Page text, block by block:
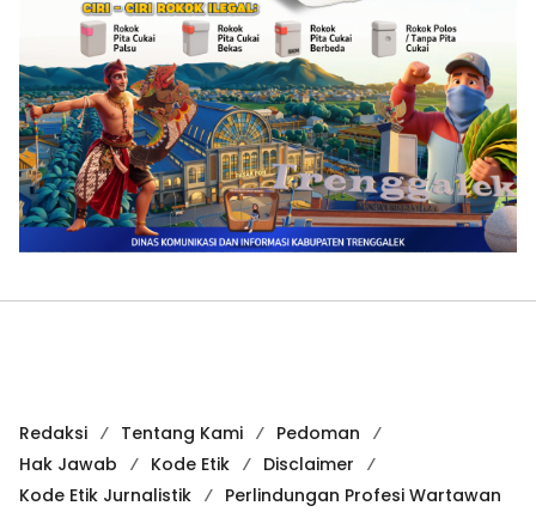
Redaksi Tentang Kami
Pedoman
Hak Jawab
Kode Etik
Disclaimer
Kode Etik Jurnalistik
Perlindungan Profesi Wartawan